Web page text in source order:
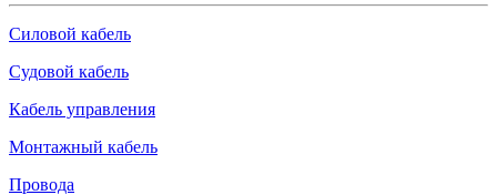
Силовой кабель
Судовой кабель
Кабель управления
Монтажный кабель
Провода